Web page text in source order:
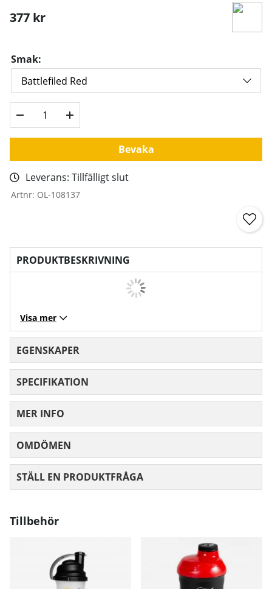
377 kr
Smak:
Bevaka
Leverans: Tillfälligt slut
Artnr: OL-108137
PRODUKTBESKRIVNING
Visa mer
EGENSKAPER
SPECIFIKATION
MER INFO
OMDÖMEN
STÄLL EN PRODUKTFRÅGA
Tillbehör